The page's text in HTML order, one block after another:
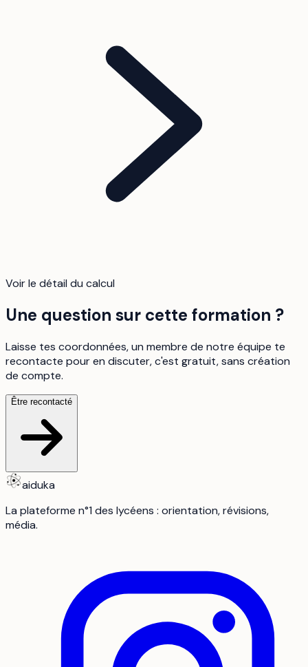
Voir le détail du calcul
Une question sur cette formation ?
Laisse tes coordonnées, un membre de notre équipe te
recontacte pour en discuter, c'est gratuit, sans création
de compte.
Être recontacté
aiduka
La plateforme n°1 des lycéens : orientation, révisions,
média.